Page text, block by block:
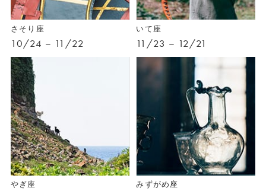
さそり座
10/24 – 11/22
いて座
11/23 – 12/21
やぎ座 みずがめ座